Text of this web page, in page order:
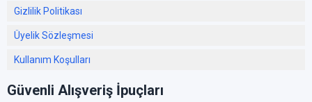
Gizlilik Politikası
Üyelik Sözleşmesi
Kullanım Koşulları
Güvenli Alışveriş İpuçları